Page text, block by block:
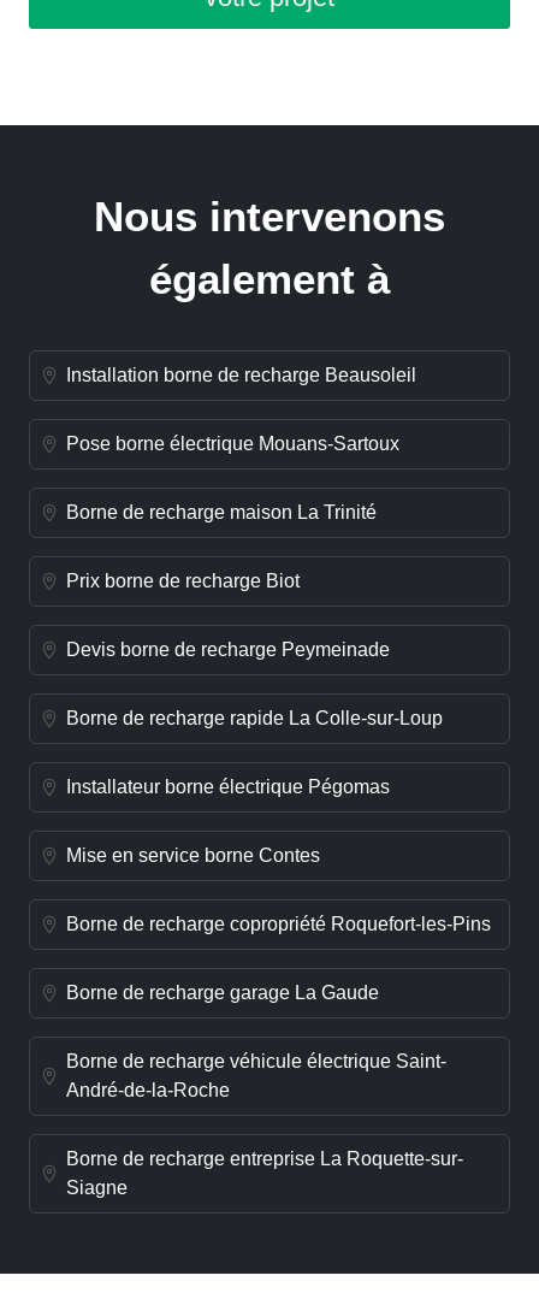
Nous intervenons
également à
Installation borne de recharge Beausoleil
Pose borne électrique Mouans-Sartoux
Borne de recharge maison La Trinité
Prix borne de recharge Biot
Devis borne de recharge Peymeinade
Borne de recharge rapide La Colle-sur-Loup
Installateur borne électrique Pégomas
Mise en service borne Contes
Borne de recharge copropriété Roquefort-les-Pins
Borne de recharge garage La Gaude
Borne de recharge véhicule électrique Saint-
André-de-la-Roche
Borne de recharge entreprise La Roquette-sur-
Siagne